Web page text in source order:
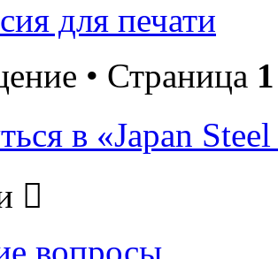
для печати
• Страница 1
в «Japan